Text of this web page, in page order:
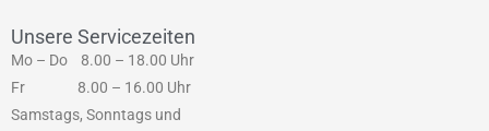
Unsere Servicezeiten
Mo – Do 8.00 – 18.00 Uhr
Fr 8.00 – 16.00 Uhr
Samstags, Sonntags und